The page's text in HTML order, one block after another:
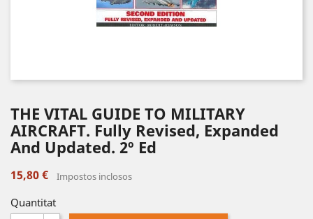
THE VITAL GUIDE TO MILITARY
AIRCRAFT. Fully Revised, Expanded
And Updated. 2º Ed
15,80 € Impostos inclosos
Quantitat